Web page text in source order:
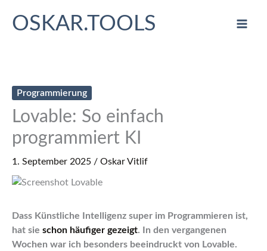
InhaltOSKAR.TOOLS
Programmierung
Lovable: So einfach
programmiert KI
1. September 2025 / Oskar Vitlif
Dass Künstliche Intelligenz super im Programmieren ist,
hat sie schon häufiger gezeigt. In den vergangenen
Wochen war ich besonders beeindruckt von Lovable.